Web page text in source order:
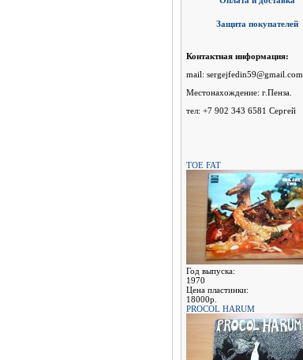
Защита покупателей
Контактная информация:
mail: sergejfedin59@gmail.com
Местонахождение: г.Пенза.
тел: +7 902 343 6581 Сергей
TOE FAT
Год выпуска:
1970
Цена пластинки:
18000р.
PROCOL HARUM